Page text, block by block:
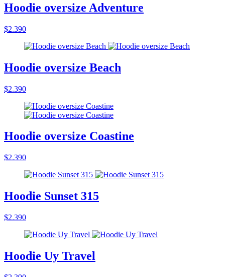
Hoodie oversize Adventure
$2.390
Hoodie oversize Beach
$2.390
Hoodie oversize Coastine
$2.390
Hoodie Sunset 315
$2.390
Hoodie Uy Travel